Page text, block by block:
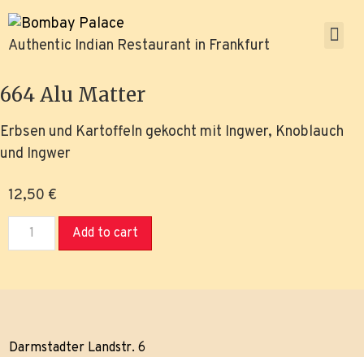
Authentic Indian Restaurant in Frankfurt
664 Alu Matter
Erbsen und Kartoffeln gekocht mit Ingwer, Knoblauch
und Ingwer
12,50 €
Add to cart
Darmstadter Landstr. 6